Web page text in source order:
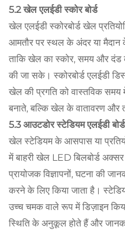
5.2 खेल एलईडी स्कोर बोर्ड
खेल एलईडी स्कोरबोर्ड खेल
आमतौर पर स्थल के अंदर या मैदान
ताकि खेल का स्कोर, समय और दंड
की जा सके। स्कोरबोर्ड एलईडी
खेल की प्रगति को वास्तविक समय
बनाते, बल्कि खेल के वातावरण और
5.3 आउटडोर स्टेडियम एलईडी बोर्ड
खेल स्टेडियम के आसपास या
में बाहरी खेल LED बिलबोर्ड
प्रायोजक विज्ञापनों, घटना की
करने के लिए किया जाता है।
उच्च चमक वाले रूप में डिज़ाइन किया
स्थिति के अनुकूल होते हैं और